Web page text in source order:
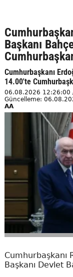
Başkanı
Cumhurbaşkanı
14.00'te
06.08.2026 12:26:00
Güncelleme:
AA
Cumhurbaşkanı
Başkanı Devlet